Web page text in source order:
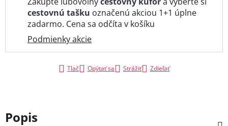
cestovnú tašku označenú akciou 1+1 úplne
zadarmo. Cena sa odčíta v košíku
Podmienky akcie
Tlač Opýtať sa Strážiť Zdieľať
Popis